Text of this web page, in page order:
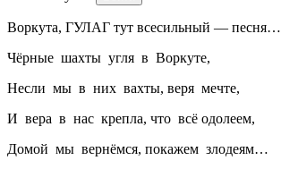
Воркута, ГУЛАГ тут всесильный — песня…
Чёрные шахты угля в Воркуте,
Несли мы в них вахты, веря мечте,
И вера в нас крепла, что всё одолеем,
Домой мы вернёмся, покажем злодеям…